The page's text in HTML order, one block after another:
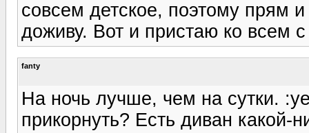
совсем детское, поэтому прям
доживу. Вот и пристаю ко всем
fanty
На ночь лучше, чем на сутки.
прикорнуть? Есть диван какой-